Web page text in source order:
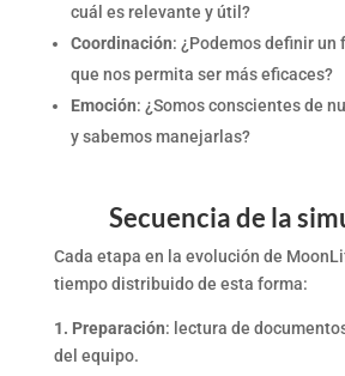
cuál es relevante y útil?
Coordinación: ¿Podemos definir un
que nos permita ser más eficaces?
Emoción: ¿Somos conscientes de
y sabemos manejarlas?
Secuencia de la
Cada etapa en la evolución de
tiempo distribuido de esta forma:
1. Preparación: lectura de
del equipo.